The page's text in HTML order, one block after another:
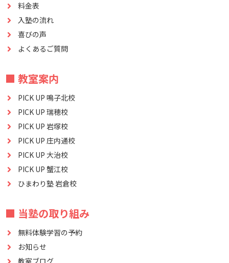
料金表
入塾の流れ
喜びの声
よくあるご質問
■ 教室案内
PICK UP 鳴子北校
PICK UP 瑞穂校
PICK UP 岩塚校
PICK UP 庄内通校
PICK UP 大治校
PICK UP 蟹江校
ひまわり塾 岩倉校
■ 当塾の取り組み
無料体験学習の予約
お知らせ
教室ブログ